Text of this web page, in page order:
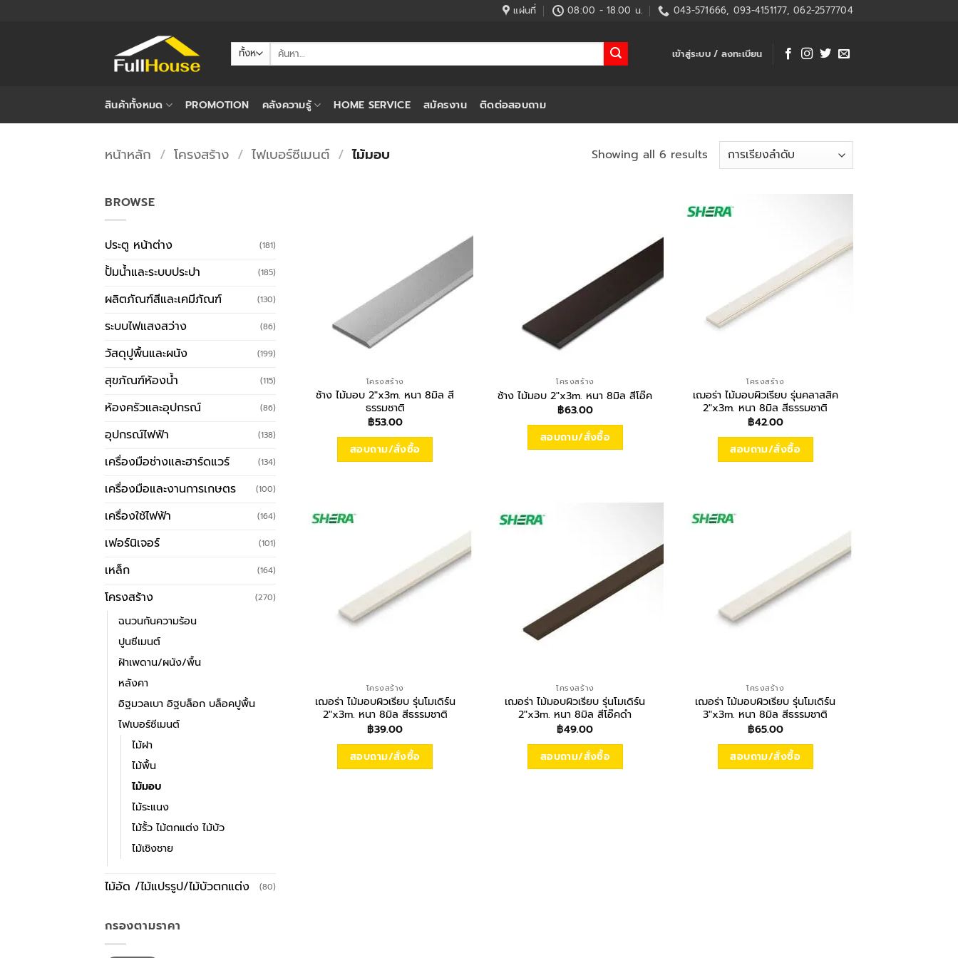
แผ่นที่ 08:00 - 18.00 น. 043-571666, 093-4151177, 062-2577704
ค้นหา: เข้าสู่ระบบ / ลงทะเบียน
สินค้าทั้งหมด PROMOTION คลังความรู้ HOME SERVICE สมัครงาน ติดต่อสอบถาม
หน้าหลัก / โครงสร้าง / ไฟเบอร์ซีเมนต์ / ไม้มอบ Showing all 6 results
BROWSE
ประตู หน้าต่าง (181)
ปั้มน้ำและระบบประปา (185)
ผลิตภัณฑ์สีและเคมีภัณฑ์ (130)
ระบบไฟแสงสว่าง (86)
วัสดุปูพื้นและผนัง (199)
สุขภัณฑ์ห้องน้ำ (115)
ห้องครัวและอุปกรณ์ (86)
อุปกรณ์ไฟฟ้า (138)
เครื่องมือช่างและฮาร์ดแวร์ (134)
เครื่องมือและงานการเกษตร (100)
เครื่องใช้ไฟฟ้า (164)
เฟอร์นิเจอร์ (101)
เหล็ก (164)
โครงสร้าง (270)
ฉนวนกันความร้อน
ปูนซีเมนต์
ฝ้าเพดาน/ผนัง/พื้น
หลังคา
อิฐมวลเบา อิฐบล็อก บล็อคปูพื้น
ไฟเบอร์ซีเมนต์
ไม้ฝา
ไม้พื้น
ไม้มอบ
ไม้ระแนง
ไม้รั้ว ไม้ตกแต่ง ไม้บัว
ไม้เชิงชาย
ไม้อัด /ไม้แปรรูป/ไม้บัวตกแต่ง (80)
กรองตามราคา
โครงสร้าง
ช้าง ไม้มอบ 2″x3m. หนา 8มิล สี
ธรรมชาติ
฿53.00
สอบถาม/สั่งซื้อ
โครงสร้าง
ช้าง ไม้มอบ 2″x3m. หนา 8มิล สีโอ๊ค
฿63.00
สอบถาม/สั่งซื้อ
โครงสร้าง
เฌอร่า ไม้มอบผิวเรียบ รุ่นคลาสสิค
2″x3m. หนา 8มิล สีธรรมชาติ
฿42.00
สอบถาม/สั่งซื้อ
โครงสร้าง
เฌอร่า ไม้มอบผิวเรียบ รุ่นโมเดิร์น
2″x3m. หนา 8มิล สีธรรมชาติ
฿39.00
สอบถาม/สั่งซื้อ
โครงสร้าง
เฌอร่า ไม้มอบผิวเรียบ รุ่นโมเดิร์น
2″x3m. หนา 8มิล สีโอ๊คดำ
฿49.00
สอบถาม/สั่งซื้อ
โครงสร้าง
เฌอร่า ไม้มอบผิวเรียบ รุ่นโมเดิร์น
3″x3m. หนา 8มิล สีธรรมชาติ
฿65.00
สอบถาม/สั่งซื้อ